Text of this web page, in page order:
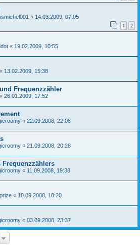
« 14.03.2009, 07:05
1 2
« 19.02.2009, 10:55
« 13.02.2009, 15:38
Frequenzzähler
« 26.01.2009, 17:52
« 22.09.2008, 22:08
« 21.09.2008, 20:28
« 11.09.2008, 19:38
« 10.09.2008, 18:20
« 03.09.2008, 23:37